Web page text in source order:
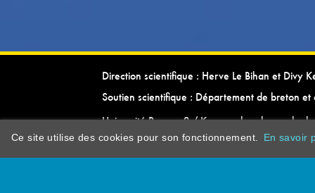
Direction scientifique : Herve Le Bihan et Divy
Soutien scientifique : Département de breton et
Université Rennes 2 / Kevrenn brezhoneg ha
Ce site utilise des cookies pour son fonctionnement. En savoir